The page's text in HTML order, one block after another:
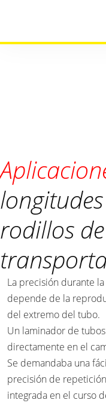
rodillos
La precisión durante
depende de la
del extremo del tubo.
Un laminador de
directamente en el
Se demandaba una
precisión de
integrada en el curso